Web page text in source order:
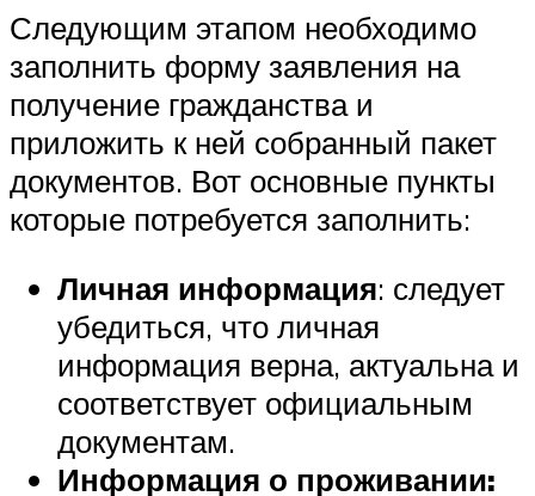
Следующим этапом необходимо
заполнить форму заявления на
получение гражданства и
приложить к ней собранный пакет
документов. Вот основные пункты
которые потребуется заполнить:
Личная информация: следует
убедиться, что личная
информация верна, актуальна и
соответствует официальным
документам.
Информация о проживании: